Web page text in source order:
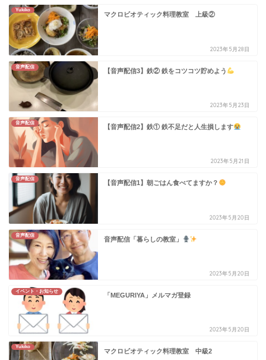
Yukiko
マクロビオティック料理教室 上級②
2023年5月28日
音声配信
【音声配信3】鉄② 鉄をコツコツ貯めよう
2023年5月23日
音声配信
【音声配信2】鉄① 鉄不足だと人生損します
2023年5月21日
音声配信
【音声配信1】朝ごはん食べてますか？
2023年5月20日
音声配信
音声配信「暮らしの教室」
2023年5月20日
イベント・お知らせ
「MEGURIYA」メルマガ登録
2023年5月20日
Yukiko
マクロビオティック料理教室 中級2